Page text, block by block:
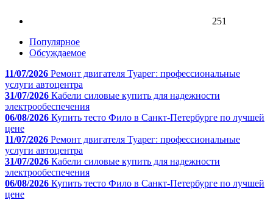
251
Популярное
Обсуждаемое
11/07/2026 Ремонт двигателя Туарег: профессиональные
услуги автоцентра
31/07/2026 Кабели силовые купить для надежности
электрообеспечения
06/08/2026 Купить тесто Фило в Санкт-Петербурге по лучшей
цене
11/07/2026 Ремонт двигателя Туарег: профессиональные
услуги автоцентра
31/07/2026 Кабели силовые купить для надежности
электрообеспечения
06/08/2026 Купить тесто Фило в Санкт-Петербурге по лучшей
цене